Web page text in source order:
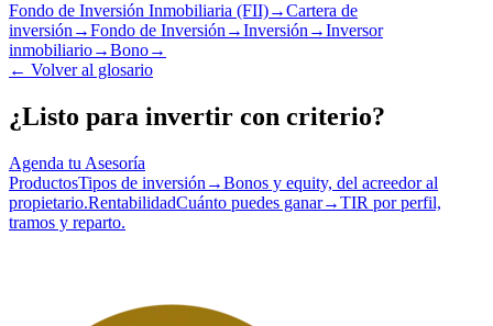
Fondo de Inversión Inmobiliaria (FII)→Cartera de
inversión →Fondo de Inversión →Inversión →Inversor
inmobiliario→Bono→
← Volver al glosario
¿Listo para invertir con criterio?
Agenda tu Asesoría
ProductosTipos de inversión →Bonos y equity, del acreedor al
propietario.RentabilidadCuánto puedes ganar→TIR por perfil,
tramos y reparto.